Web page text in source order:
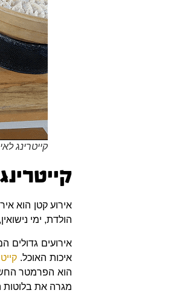
קייטרינג
אירוע קטן הוא
הולדת, ימי
אירועים גדולים
איכות האוכל.
הוא הפרמטר
מגרה את בלוטות